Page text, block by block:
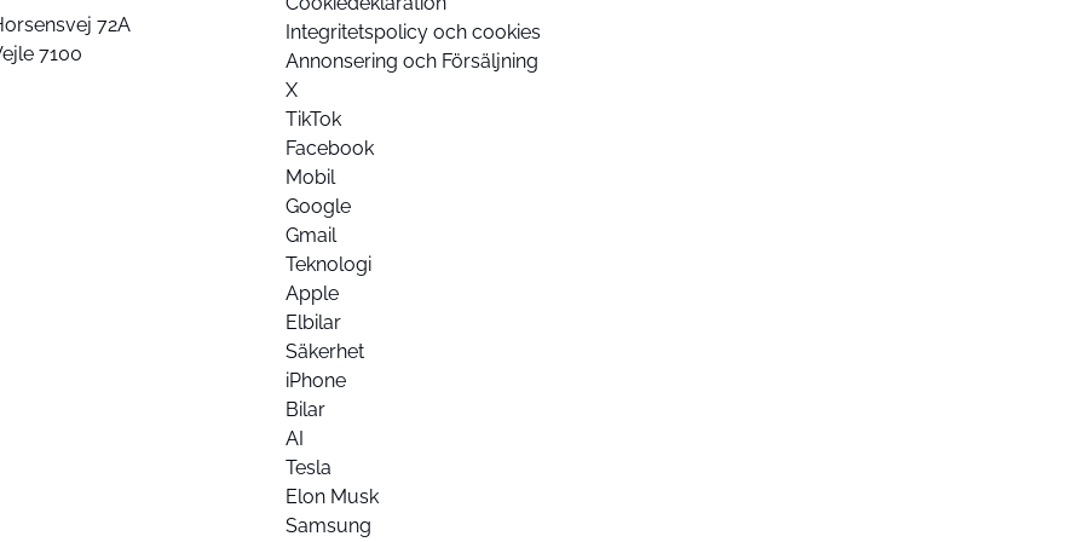
72A
7100
Integritetspolicy och cookies
Annonsering och Försäljning
X
TikTok
Facebook
Mobil
Google
Gmail
Teknologi
Apple
Elbilar
Säkerhet
iPhone
Bilar
AI
Tesla
Elon Musk
Samsung